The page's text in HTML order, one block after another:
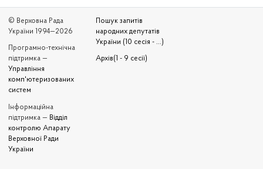
© Верховна Рада
України 1994—2026
Програмно-технічна
підтримка —
Управління
комп'ютеризованих
систем
Iнформаційна
підтримка — Відділ
контролю Апарату
Верховної Ради
України
Пошук запитів
народних депутатів
України (10 сесія - ...)
Архів(1 - 9 сесії)